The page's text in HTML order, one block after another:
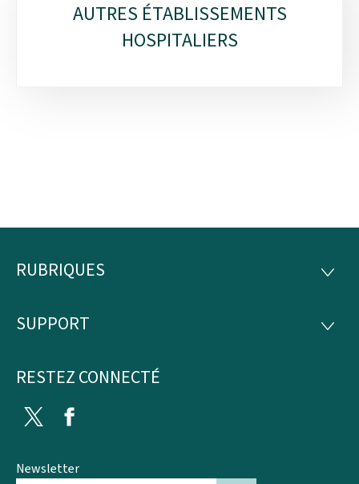
AUTRES ÉTABLISSEMENTS
HOSPITALIERS
Pied
page
RUBRIQUES
SUPPORT
RESTEZ CONNECTÉ
Twitter
Newsletter